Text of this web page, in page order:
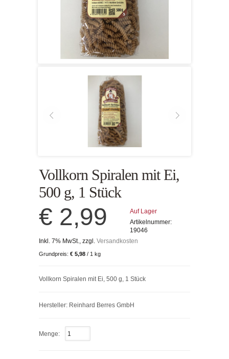
Vollkorn Spiralen mit Ei,
500 g, 1 Stück
€ 2,99
Inkl. 7% MwSt., zzgl. Versandkosten
Grundpreis: € 5,98 / 1 kg
Auf Lager
Artikelnummer:
19046
Vollkorn Spiralen mit Ei, 500 g, 1 Stück
Hersteller: Reinhard Berres GmbH
Menge: